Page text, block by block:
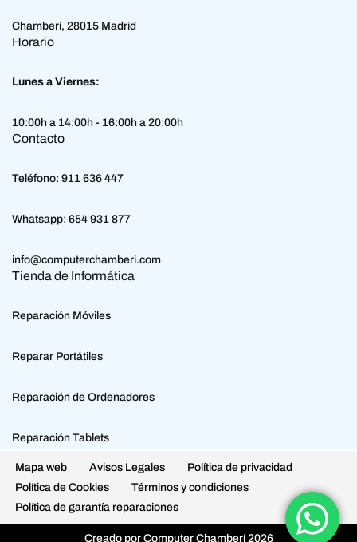
Chamberí, 28015 Madrid
Horario
Lunes a Viernes:
10:00h a 14:00h - 16:00h a 20:00h
Contacto
Teléfono: 911 636 447
Whatsapp: 654 931 877
info@computerchamberi.com
Tienda de Informática
Reparación Móviles
Reparar Portátiles
Reparación de Ordenadores
Reparación Tablets
Mapa web Avisos Legales
Política de privacidad
Política de Cookies
Términos y condiciones
Política de garantía reparaciones
Creado por Computer Chamberí 2026